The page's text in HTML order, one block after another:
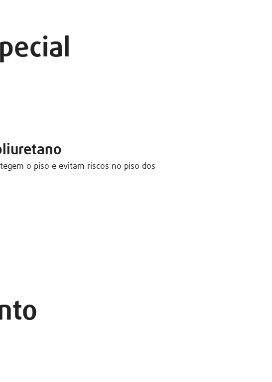
o piso e evitam riscos no piso dos